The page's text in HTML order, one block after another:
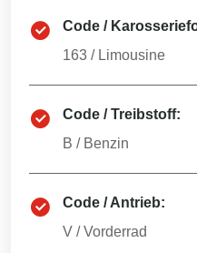
Code /
163 / Limousine
Code / Treibstoff:
B / Benzin
Code / Antrieb:
V /Vorderrad